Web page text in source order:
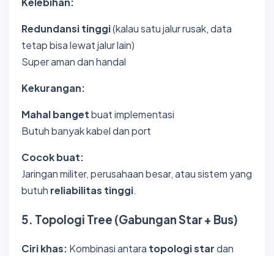
Redundansi tinggi(kalau satu jalur rusak, data
tetap bisa lewat jalur lain)
Super aman dan handal
Kekurangan:
Mahal bangetbuat implementasi
Butuh banyak kabel dan port
Cocok buat:
Jaringan militer, perusahaan besar, atau sistem yang
butuh reliabilitas tinggi.
5. Topologi Tree (Gabungan Star + Bus)
Ciri khas: Kombinasi antara topologi stardan